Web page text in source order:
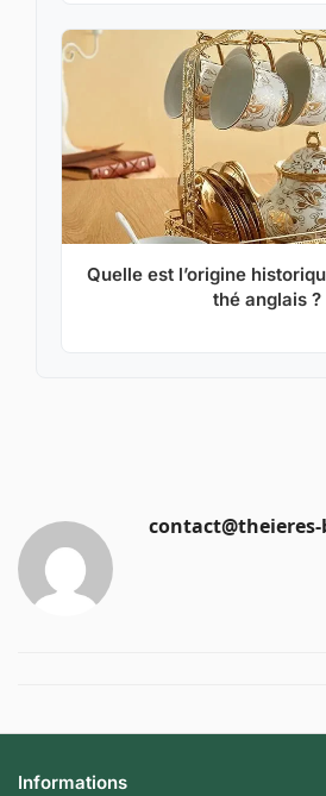
Quelle est l’origine
thé anglais ?
Informations